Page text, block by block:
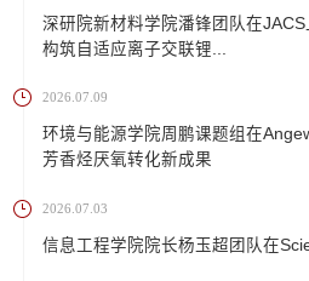
深研院新材料学院潘锋团队在
构筑自适应离子交联锂...
2026.07.09
环境与能源学院周鹏课题组在
芳香烃厌氧转化新成果
2026.07.03
信息工程学院院长杨玉超团队在